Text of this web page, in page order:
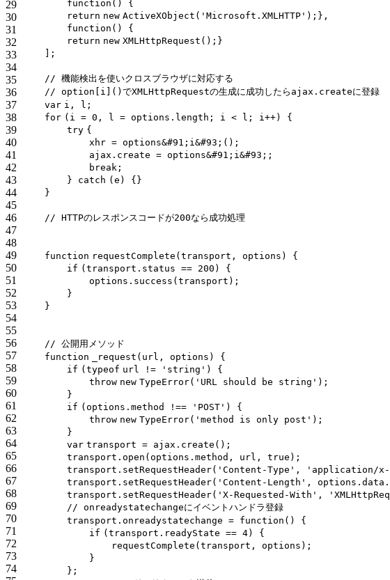
29
30
31
32
33
34
35
36
37
38
39
40
41
42
43
44
45
46
47
48
49
50
51
52
53
54
55
56
57
58
59
60
61
62
63
64
65
66
67
68
69
70
71
72
73
74
function () {
return new ActiveXObject( 'Microsoft.XMLHTTP' );},
function () {
return new XMLHttpRequest();}
];
// 機能検出を使いクロスブラウザに対応する
// option[i]()でXMLHttpRequestの生成に成功したらajax.createに登録
var i, l;
for (i = 0, l = options.length; i < l; i++) {
try {
xhr = options&#91;i&#93;();
ajax.create = options&#91;i&#93;;
break ;
} catch (e) {}
}
// HTTPのレスポンスコードが200なら成功処理
function requestComplete(transport, options) {
if (transport.status == 200) {
options.success(transport);
}
}
// 公開用メソッド
function
_request(url, options) {
if (typeof url != 'string' ) {
throw new TypeError( 'URL should be string' );
}
if (options.method !== 'POST' ) {
throw new TypeError( 'method is only post' );
}
var transport = ajax.create();
transport.open(options.method, url, true );
transport.setRequestHeader( 'Content-Type' , 'application/x-
transport.setRequestHeader( 'Content-Length' ,
transport.setRequestHeader( 'X-Requested-With' ,
// onreadystatechangeにイベントハンドラ登録
transport.onreadystatechange = function () {
if (transport.readyState == 4) {
requestComplete(transport, options);
}
};